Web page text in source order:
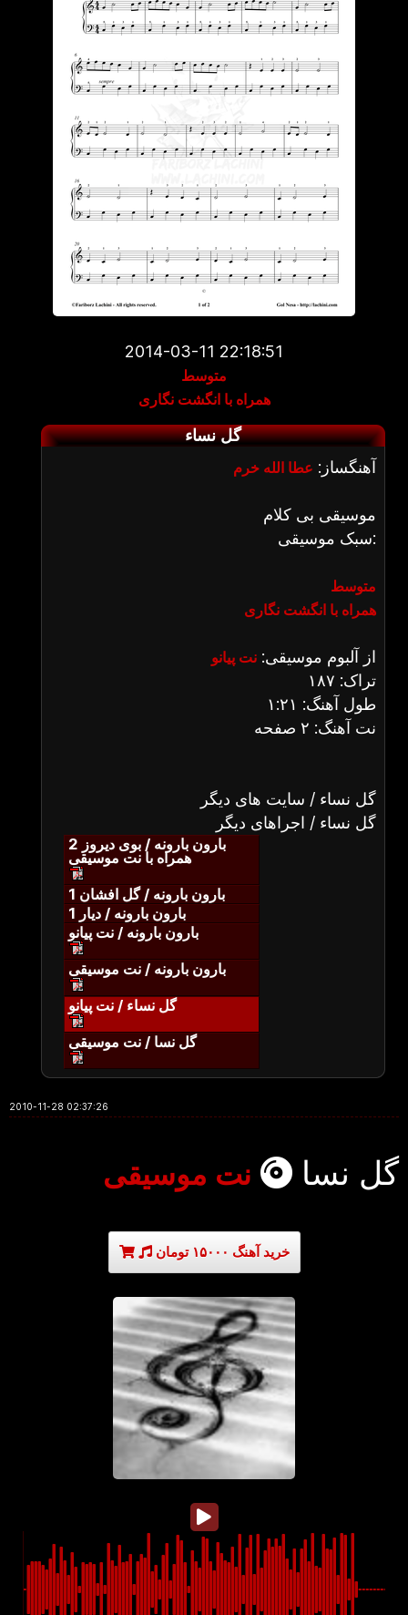
2014-03-11 22:18:51
متوسط
همراه با انگشت نگاری
گل نساء
آهنگساز: عطا الله خرم
موسیقی بی کلام
سبک موسیقی:
متوسط
همراه با انگشت نگاری
از آلبوم موسیقی: نت پیانو
تراک: ۱۸۷
طول آهنگ: ۱:۲۱
نت آهنگ: ۲ صفحه
گل نساء / سایت های دیگر
گل نساء / اجراهای دیگر
بارون بارونه / بوی دیروز 2
همراه با نت موسیقی
بارون بارونه / گل افشان 1
بارون بارونه / دیار 1
بارون بارونه / نت پیانو
بارون بارونه / نت موسیقی
گل نساء / نت پیانو
گل نسا / نت موسیقی
2010-11-28 02:37:26
گل نسا نت موسیقی
خرید آهنگ ۱۵۰۰۰ تومان